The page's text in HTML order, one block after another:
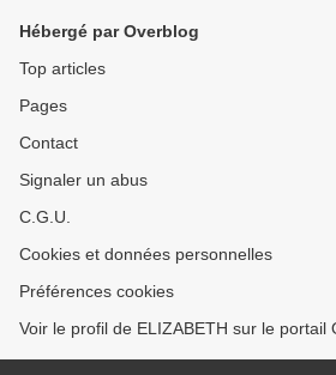
Hébergé par Overblog
Top articles
Pages
Contact
Signaler un abus
C.G.U.
Cookies et données personnelles
Préférences cookies
Voir le profil de ELIZABETH sur le portail